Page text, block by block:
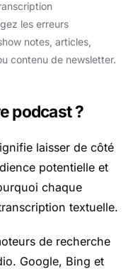
les erreurs
notes, articles,
contenu de newsletter.
podcast ?
laisser de côté
potentielle et
chaque
textuelle.
de recherche
Google, Bing et